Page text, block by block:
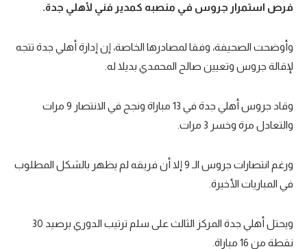
فرص استمرار جروس في منصبه كمدير فني لأهلي جدة.
وأوضحت الصحيفة، وفقا لمصادرها الخاصة، إن إدارة أهلي جدة تتجه
لإقالة جروس وتعيين صالح المحمدي بديلا له.
وقاد جروس أهلي جدة في 13 مباراة ونجح في الانتصار 9 مرات
والتعادل مرة وخسر 3 مرات.
ورغم انتصارات جروس الـ 9 إلا أن فريقه لم يظهر بالشكل المطلوب
في المباريات الأخيرة.
ويحتل أهلي جدة المركز الثالث على سلم ترتيب الدوري برصيد 30
نقطة من 16 مباراة.